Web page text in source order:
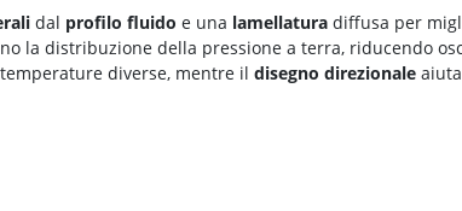
dal profilo fluido e una lamellatura diffusa per
la distribuzione della pressione a terra, riducendo
diverse, mentre il disegno direzionale